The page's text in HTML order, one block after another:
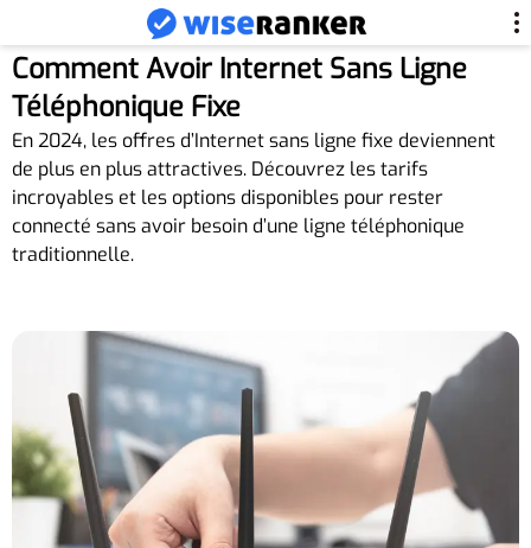
Comment Avoir Internet Sans Ligne
Téléphonique Fixe
En 2024, les offres d’Internet sans ligne fixe deviennent
de plus en plus attractives. Découvrez les tarifs
incroyables et les options disponibles pour rester
connecté sans avoir besoin d’une ligne téléphonique
traditionnelle.